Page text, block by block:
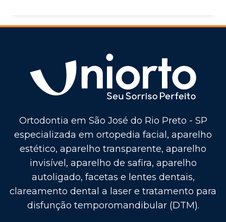
Ortodontia em São José do Rio Preto - SP
especializada em ortopedia facial, aparelho
estético, aparelho transparente, aparelho
invisível, aparelho de safira, aparelho
autoligado, facetas e lentes dentais,
clareamento dental a laser e tratamento para
disfunção temporomandibular (DTM).